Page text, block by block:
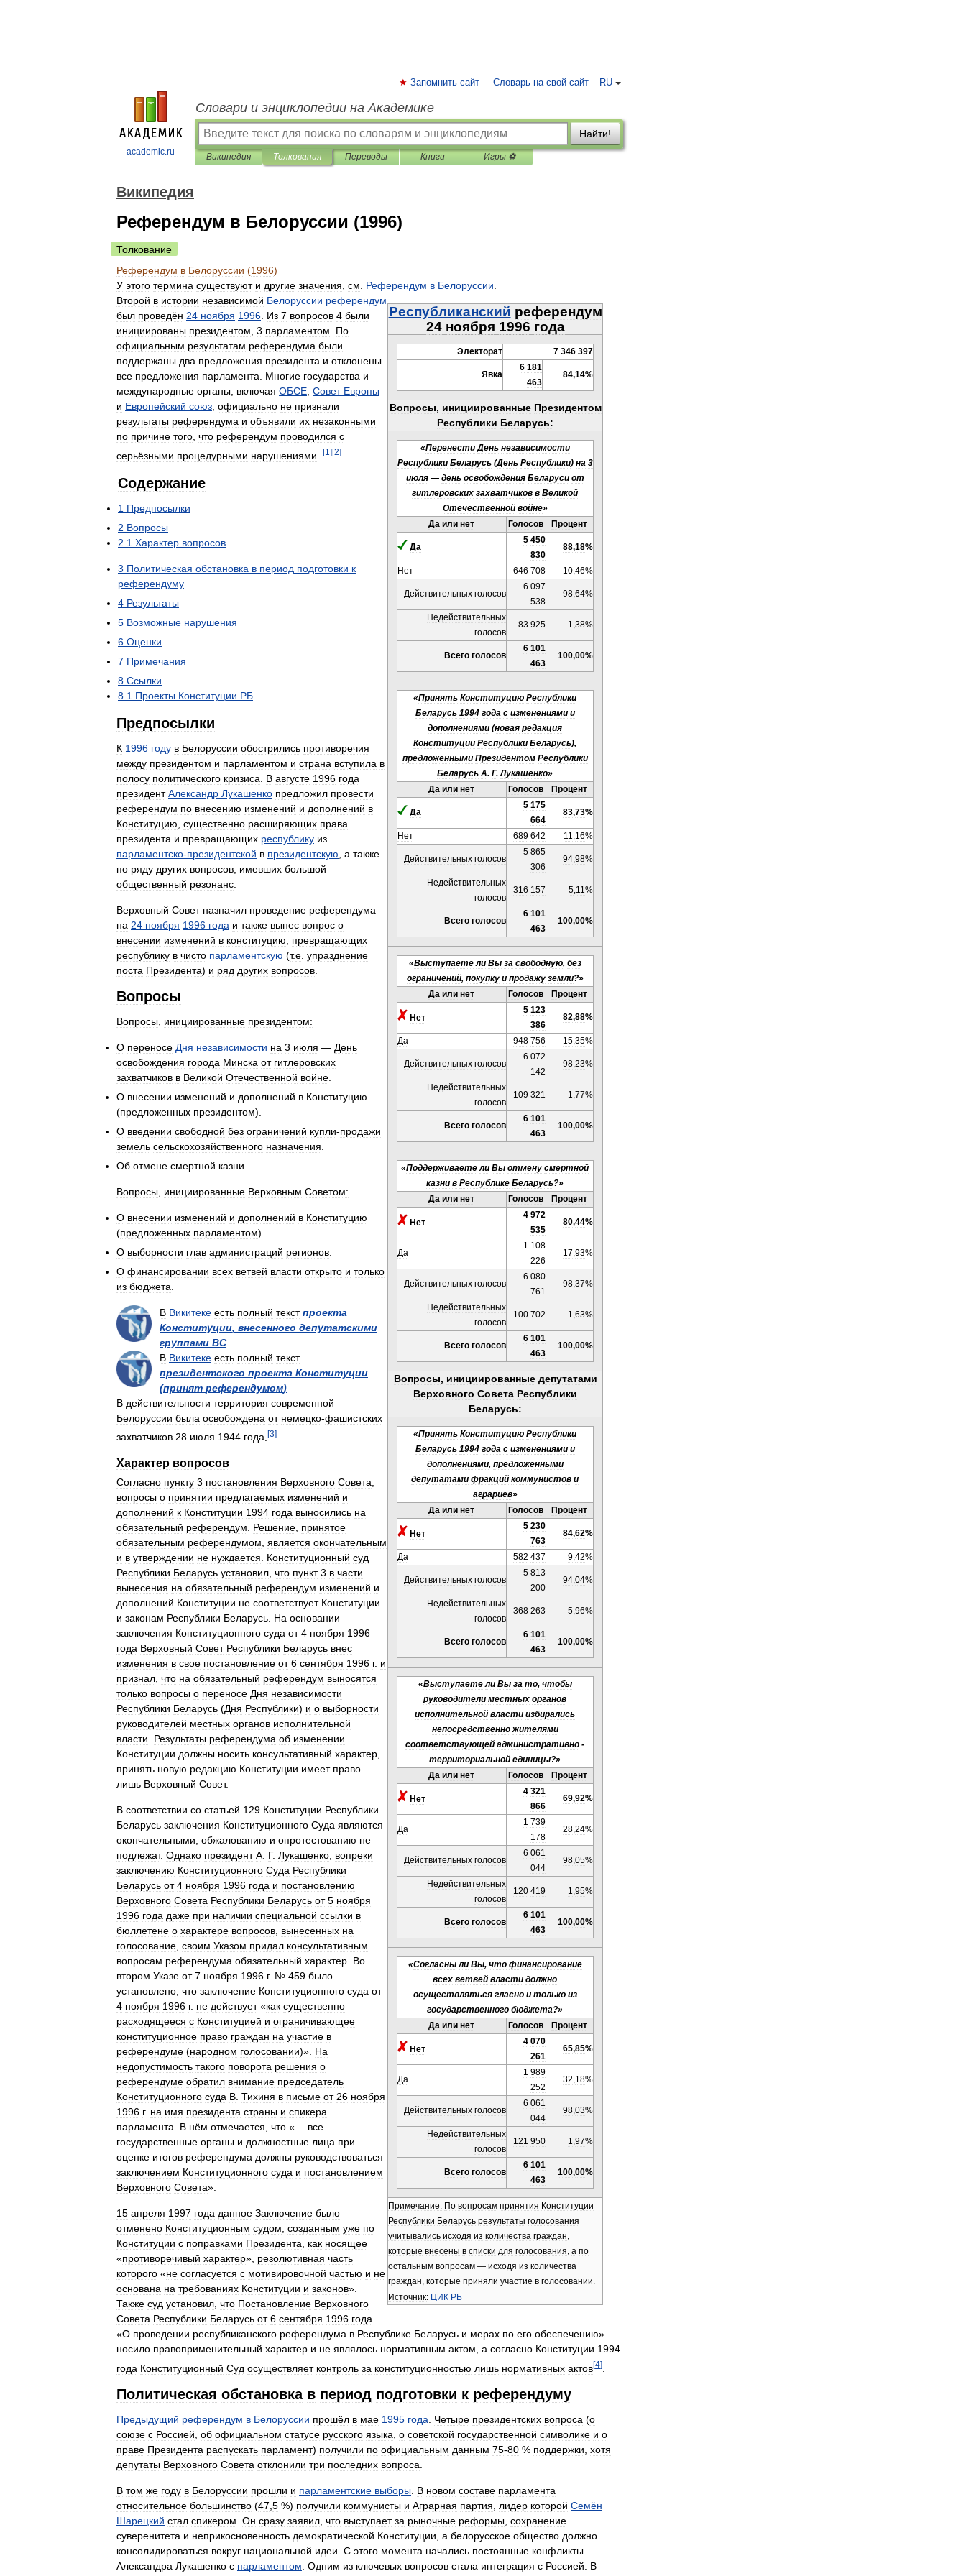
academic.ru
RU
Запомнить сайт Словарь на свой сайт
Словари и энциклопедии на Академике
Найти!
Википедия Толкования Переводы Книги Игры ⚽
Википедия
Референдум в Белоруссии (1996)
Толкование
Референдум в Белоруссии (1996)
У этого термина существуют и другие значения см Референдум в Белоруссии
Республиканский референдум
24 ноября 1996 года
Электорат 7 346 397
Явка
6 181
463
84,14%
Вопросы, инициированные Президентом
Республики Беларусь:
«Перенести День независимости
Республики Беларусь(День Республики) на 3
июля— день освобождения Беларуси от
гитлеровских захватчиков в Великой
Отечественной войне»
Да или нет Голосов Процент
Да
5 450
830
88,18%
Нет 646 708 10,46%
Действительных голосов
6 097
538
98,64%
Недействительных
голосов
83 925 1,38%
Всего голосов
6 101
463
100,00%
«Принять Конституцию Республики
Беларусь 1994 года с изменениями и
дополнениями (новая редакция
Конституции Республики Беларусь),
предложенными Президентом Республики
Беларусь А.Г.Лукашенко»
Да или нет Голосов Процент
Да
5 175
664
83,73%
Нет 689 642 11,16%
Действительных голосов
5 865
306
94,98%
Недействительных
голосов
316 157 5,11%
Всего голосов
6 101
463
100,00%
«Выступаете ли Вы за свободную, без
ограничений, покупку и продажу земли?»
Да или нет Голосов Процент
Нет
5 123
386
82,88%
Да 948 756 15,35%
Действительных голосов
6 072
142
98,23%
Недействительных
голосов
109 321 1,77%
Всего голосов
6 101
463
100,00%
«Поддерживаете ли Вы отмену смертной
казни в Республике Беларусь?»
Да или нет Голосов Процент
Нет
4 972
535
80,44%
Да
1 108
226
17,93%
Действительных голосов
6 080
761
98,37%
Недействительных
голосов
100 702 1,63%
Всего голосов
6 101
463
100,00%
Вопросы, инициированные депутатами
Верховного Совета Республики
Беларусь:
«Принять Конституцию Республики
Беларусь 1994 года с изменениями и
дополнениями, предложенными
депутатами фракций коммунистов и
аграриев»
Да или нет Голосов Процент
Нет
5 230
763
84,62%
Да 582 437 9,42%
Действительных голосов
5 813
200
94,04%
Недействительных
голосов
368 263 5,96%
Всего голосов
6 101
463
100,00%
«Выступаете ли Вы за то, чтобы
руководители местных органов
исполнительной власти избирались
непосредственно жителями
соответствующей административно -
территориальной единицы?»
Да или нет Голосов Процент
Нет
4 321
866
69,92%
Да
1 739
178
28,24%
Действительных голосов
6 061
044
98,05%
Недействительных
голосов
120 419 1,95%
Всего голосов
6 101
463
100,00%
«Согласны ли Вы, что финансирование
всех ветвей власти должно
осуществляться гласно и только из
государственного бюджета?»
Да или нет Голосов Процент
Нет
4 070
261
65,85%
Да
1 989
252
32,18%
Действительных голосов
6 061
044
98,03%
Недействительных
голосов
121 950 1,97%
Всего голосов
6 101
463
100,00%
Примечание: По вопросам принятия Конституции
Республики Беларусь результаты голосования
учитывались исходя из количества граждан
которые внесены в списки для голосования а по
остальным вопросам — исходя из количества
граждан которые приняли участие в голосовании
Источник: ЦИК РБ
Второй в истории независимой Белоруссии референдум
был проведён 24 ноября 1996 Из 7 вопросов 4 были
инициированы президентом 3 парламентом
По
официальным результатам референдума были
поддержаны два предложения президента и отклонены
все предложения парламента Многие государства и
международные органы включая ОБСЕ Совет Европы
и Европейский союз официально не признали
результаты референдума и объявили их незаконными
по причине того что референдум проводился с
серьёзными процедурными нарушениями [1 ][2]
Содержание
1 Предпосылки
2 Вопросы
2 1 Характер вопросов
3 Политическая обстановка в период подготовки к
референдуму
4 Результаты
5 Возможные нарушения
6 Оценки
7 Примечания
8 Ссылки
8 1 Проекты Конституции РБ
Предпосылки
К 1996 году в Белоруссии обострились противоречия
между президентом и парламентом и страна вступила в
полосу политического кризиса В августе 1996 года
президент Александр Лукашенко предложил провести
референдум по внесению изменений и дополнений в
Конституцию существенно расширяющих права
президента и превращающих республику из
парламентско-президентской в президентскую а также
по ряду других вопросов имевших большой
общественный резонанс
Верховный Совет назначил проведение референдума
на 24 ноября 1996 года и также вынес вопрос о
внесении изменений в конституцию
превращающих
республику в чисто парламентскую (т.е упразднение
поста Президента) и ряд других вопросов
Вопросы
Вопросы инициированные президентом:
О переносе Дня независимости на 3 июля — День
освобождения города Минска от гитлеровских
захватчиков в Великой Отечественной войне
О внесении изменений и дополнений в Конституцию
(предложенных президентом).
О введении свободной без ограничений купли-продажи
земель сельскохозяйственного назначения
Об отмене смертной казни
Вопросы инициированные Верховным Советом:
О внесении изменений и дополнений в Конституцию
(предложенных парламентом).
О выборности глав администраций регионов
О финансировании всех ветвей власти открыто и только
из бюджета
В Викитеке есть полный текст проекта
Конституции, внесенного депутатскими
группами ВС
В Викитеке есть полный текст
президентского проекта Конституции
(принят референдумом)
В действительности территория современной
Белоруссии была освобождена от немецко-фашистских
захватчиков 28 июля 1944 года [3]
Характер вопросов
Согласно пункту 3 постановления Верховного Совета,
вопросы о принятии предлагаемых изменений и
дополнений к Конституции 1994 года выносились на
обязательный референдум. Решение, принятое
обязательным референдумом, является окончательным
и в утверждении не нуждается. Конституционный суд
Республики Беларусь установил, что пункт 3 в части
вынесения на обязательный референдум изменений и
дополнений Конституции не соответствует Конституции
и законам Республики Беларусь. На основании
заключения Конституционного суда от 4 ноября 1996
года Верховный Совет Республики Беларусь внес
изменения в свое постановление от 6 сентября 1996 г. и
признал, что на обязательный референдум выносятся
только вопросы о переносе Дня независимости
Республики Беларусь (Дня Республики) и о выборности
руководителей местных органов исполнительной
власти. Результаты референдума об изменении
Конституции должны носить консультативный характер,
принять новую редакцию Конституции имеет право
лишь Верховный Совет.
В соответствии со статьей 129 Конституции Республики
Беларусь заключения Конституционного Суда являются
окончательными, обжалованию и опротестованию не
подлежат. Однако президент А. Г. Лукашенко, вопреки
заключению Конституционного Суда Республики
Беларусь от 4 ноября 1996 года и постановлению
Верховного Совета Республики Беларусь от 5 ноября
1996 года даже при наличии специальной ссылки в
бюллетене о характере вопросов, вынесенных на
голосование, своим Указом придал консультативным
вопросам референдума обязательный характер. Во
втором Указе от 7 ноября 1996 г. № 459 было
установлено, что заключение Конституционного суда от
4 ноября 1996 г. не действует«как существенно
расходящееся с Конституцией и ограничивающее
конституционное право граждан на участие в
референдуме (народном голосовании)». На
недопустимость такого поворота решения о
референдуме обратил внимание председатель
Конституционного суда В. Тихиня в письме от 26 ноября
1996 г. на имя президента страны и спикера
парламента. В нём отмечается, что «… все
государственные органы и должностные лица при
оценке итогов референдума должны руководствоваться
заключением Конституционного суда и постановлением
Верховного Совета».
15 апреля 1997 года данное Заключение было
отменено Конституционным судом, созданным уже по
Конституции с поправками Президента, как носящее
«противоречивый характер», резолютивная часть
которого «не согласуется с мотивировочной частью и не
основана на требованиях Конституции и законов».
Также суд установил, что Постановление Верховного
Совета Республики Беларусь от 6 сентября 1996 года
«О проведении республиканского референдума в Республике Беларусь и мерах по его обеспечению»
носило правоприменительный характер и не являлось нормативным актом, а согласно Конституции 1994
года Конституционный Суд осуществляет контроль за конституционностью лишь нормативных актов[4]
Политическая обстановка в период подготовки к референдуму
Предыдущий референдум в Белоруссии прошёл в мае 1995 года Четыре президентских вопроса (о
союзе с Россией об официальном статусе русского языка о советской государственной символике и о
праве Президента распускать парламент) получили по официальным данным 75-80 % поддержки хотя
депутаты Верховного Совета отклонили три последних вопроса
В том же году в Белоруссии прошли и парламентские выборы В новом составе парламента
относительное большинство (47 5 %) получили коммунисты и Аграрная партия лидер которой Семён
Шарецкий стал спикером Он сразу заявил что выступает за рыночные реформы сохранение
суверенитета и неприкосновенность демократической Конституции а белорусское общество должно
консолидироваться вокруг национальной идеи С этого момента начались постоянные конфликты
Александра Лукашенко с парламентом Одним из ключевых вопросов стала интеграция с Россией
В